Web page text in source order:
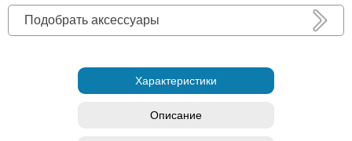
Подобрать аксессуары
Характеристики
Описание